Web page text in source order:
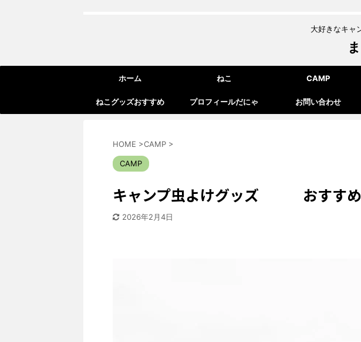
大好きなキャ
ホーム ねこ CAMP
ねこグッズおすすめ プロフィールだにゃ お問い合わせ
HOME >CAMP >
CAMP
キャンプ虫よけグッズ おすす
2026年2月4日